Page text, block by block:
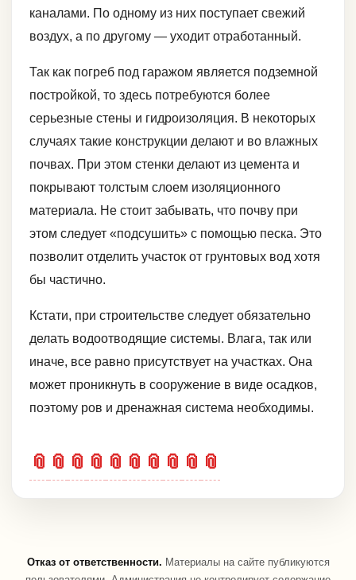
каналами. По одному из них поступает свежий
воздух, а по другому — уходит отработанный.
Так как погреб под гаражом является подземной
постройкой, то здесь потребуются более
серьезные стены и гидроизоляция. В некоторых
случаях такие конструкции делают и во влажных
почвах. При этом стенки делают из цемента и
покрывают толстым слоем изоляционного
материала. Не стоит забывать, что почву при
этом следует «подсушить» с помощью песка. Это
позволит отделить участок от грунтовых вод хотя
бы частично.
Кстати, при строительстве следует обязательно
делать водоотводящие системы. Влага, так или
иначе, все равно присутствует на участках. Она
может проникнуть в сооружение в виде осадков,
поэтому ров и дренажная система необходимы.
📎 📎 📎 📎 📎 📎 📎 📎 📎 📎
Отказ от ответственности. Материалы на сайте публикуются